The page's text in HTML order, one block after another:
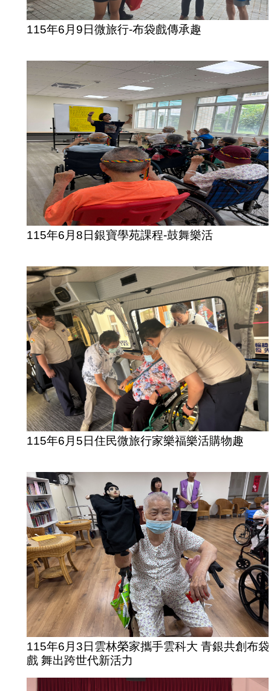
115年6月9日微旅行-布袋戲傳承趣
115年6月8日銀寶學苑課程-鼓舞樂活
115年6月5日住民微旅行家樂福樂活購物趣
115年6月3日雲林榮家攜手雲科大 青銀共創布袋
戲 舞出跨世代新活力